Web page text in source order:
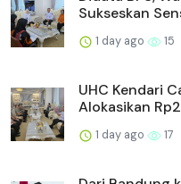
Sukseskan
1 day ago 15
UHC Kendari
Alokasikan
1 day ago 17